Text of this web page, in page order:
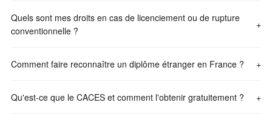
Quels sont mes droits en cas de licenciement ou de rupture
conventionnelle ?
+
Comment faire reconnaître un diplôme étranger en France ? +
Qu'est-ce que le CACES et comment l'obtenir gratuitement ? +